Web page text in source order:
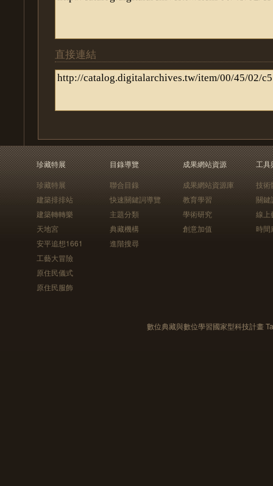
直接連結
珍藏特展
珍藏特展
建築排排站
建築轉轉樂
天地宮
安平追想1661
工藝大冒險
原住民儀式
原住民服飾
目錄導覽
聯合目錄
快速關鍵詞導覽
主題分類
典藏機構
進階搜尋
成果網站資源
成果網站資源庫
教育學習
學術研究
創意加值
工具
技術
關鍵
線上
時間
數位典藏與數位學習國家型科技計畫